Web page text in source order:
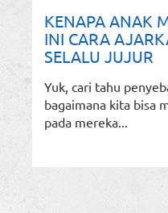
KENAPA ANAK
INI CARA
SELALU JUJUR
Yuk, cari tahu
bagaimana kita bisa
pada mereka...